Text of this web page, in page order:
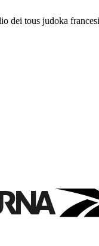
dei tous judoka